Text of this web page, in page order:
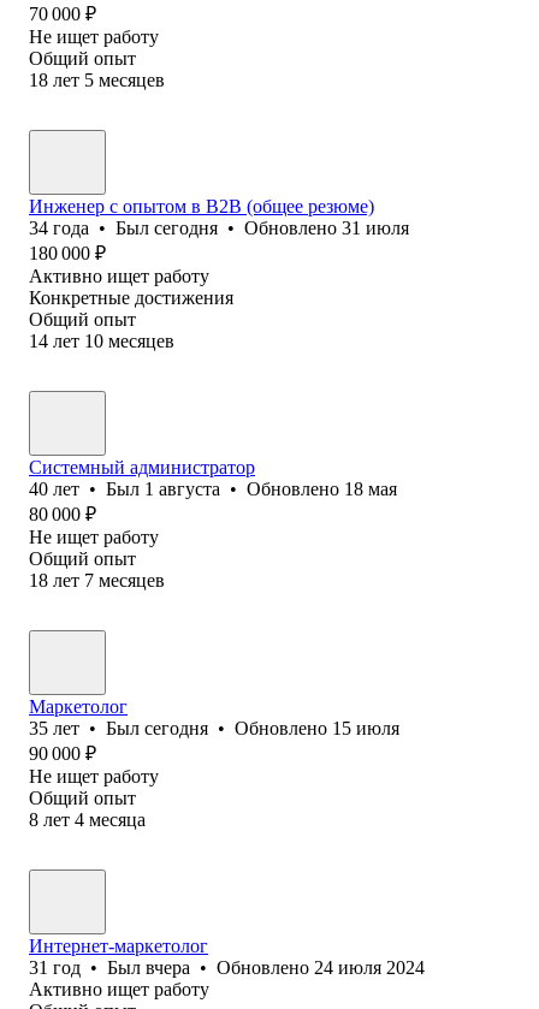
70 000 ₽
Не ищет работу
Общий опыт
18 лет 5 месяцев
Инженер с опытом в B2B (общее резюме)
34 года • Был сегодня • Обновлено 31 июля
180 000 ₽
Активно ищет работу
Конкретные достижения
Общий опыт
14 лет 10 месяцев
Системный администратор
40 лет • Был 1 августа • Обновлено 18 мая
80 000 ₽
Не ищет работу
Общий опыт
18 лет 7 месяцев
Маркетолог
35 лет • Был сегодня • Обновлено 15 июля
90 000 ₽
Не ищет работу
Общий опыт
8 лет 4 месяца
Интернет-маркетолог
31 год • Был вчера • Обновлено 24 июля 2024
Активно ищет работу